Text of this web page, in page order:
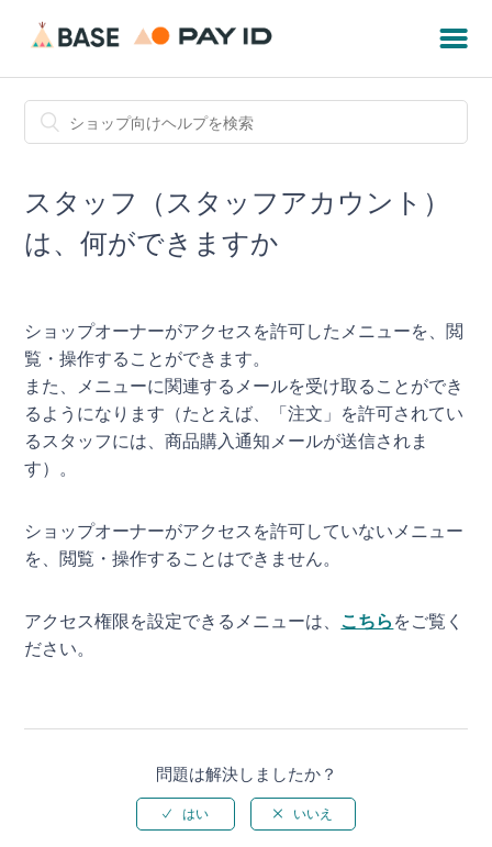
スタッフ（スタッフアカウント）
は、何ができますか
ショップオーナーがアクセスを許可したメニューを、閲
覧・操作することができます。
また、メニューに関連するメールを受け取ることができ
るようになります（たとえば、「注文」を許可されてい
るスタッフには、商品購入通知メールが送信されま
す）。
ショップオーナーがアクセスを許可していないメニュー
を、閲覧・操作することはできません。
アクセス権限を設定できるメニューは、 こちら をご覧く
ださい。
問題は解決しましたか？